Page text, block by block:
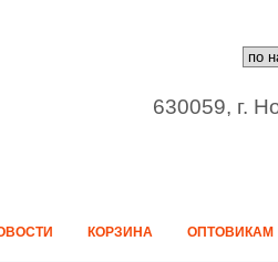
630059, г.
КОРЗИНА ОПТОВИКАМ